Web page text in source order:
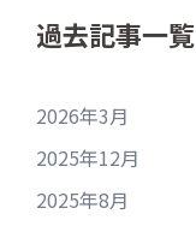
過去記事一覧
2026年3月
2025年12月
2025年8月